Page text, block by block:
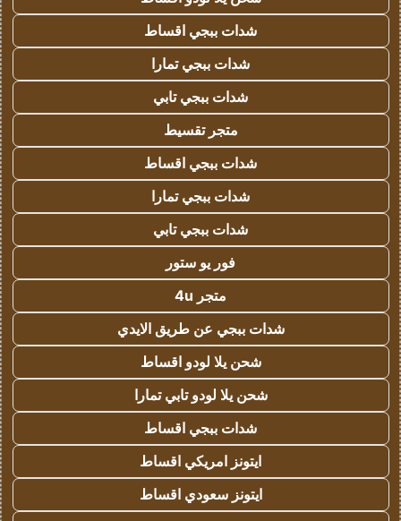
شدات ببجي اقساط
شدات ببجي تمارا
شدات ببجي تابي
متجر تقسيط
شدات ببجي اقساط
شدات ببجي تمارا
شدات ببجي تابي
فور يو ستور
متجر 4u
شدات ببجي عن طريق الايدي
شحن يلا لودو اقساط
شحن يلا لودو تابي تمارا
شدات ببجي اقساط
ايتونز امريكي اقساط
ايتونز سعودي اقساط